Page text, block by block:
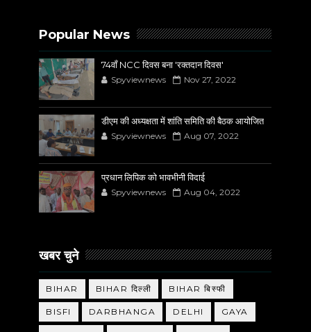
Popular News
74वाँ NCC दिवस बना 'रक्तदान दिवस'
Spyviewnews Nov 27, 2022
डीएम की अध्यक्षता में शांति समिति की बैठक आयोजित
Spyviewnews Aug 07, 2022
प्रधान लिपिक को भावभीनी विदाई
Spyviewnews Aug 04, 2022
खबर चुने
BIHAR BIHAR दिल्ली BIHAR बिस्फी
BISFI DARBHANGA DELHI GAYA